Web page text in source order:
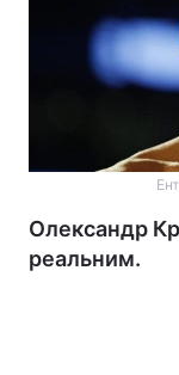
Олександр
реальним.